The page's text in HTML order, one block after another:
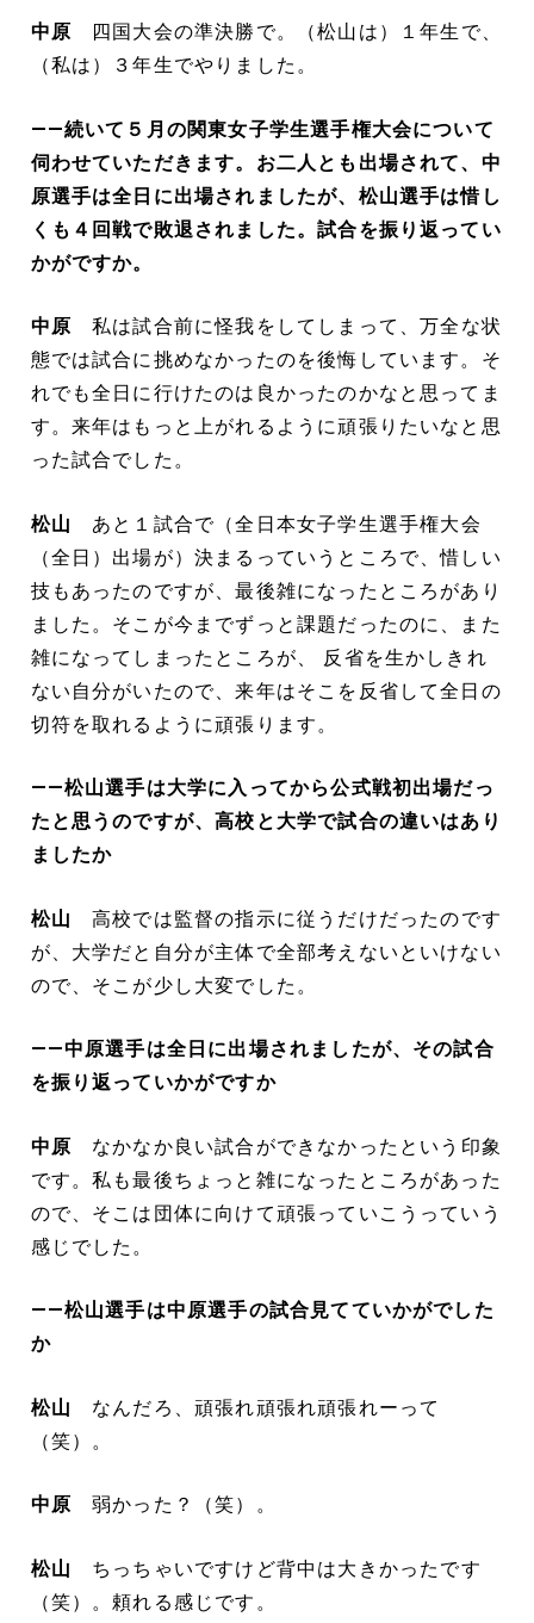
中原 四国大会の準決勝で。（松山は）１年生で、
（私は）３年生でやりました。
――続いて５月の関東女子学生選手権大会について
伺わせていただきます。お二人とも出場されて、中
原選手は全日に出場されましたが、松山選手は惜し
くも４回戦で敗退されました。試合を振り返ってい
かがですか。
中原 私は試合前に怪我をしてしまって、万全な状
態では試合に挑めなかったのを後悔しています。そ
れでも全日に行けたのは良かったのかなと思ってま
す。来年はもっと上がれるように頑張りたいなと思
った試合でした。
松山 あと１試合で（全日本女子学生選手権大会
（全日）出場が）決まるっていうところで、惜しい
技もあったのですが、最後雑になったところがあり
ました。そこが今までずっと課題だったのに、また
雑になってしまったところが、 反省を生かしきれ
ない自分がいたので、来年はそこを反省して全日の
切符を取れるように頑張ります。
――松山選手は大学に入ってから公式戦初出場だっ
たと思うのですが、高校と大学で試合の違いはあり
ましたか
松山 高校では監督の指示に従うだけだったのです
が、大学だと自分が主体で全部考えないといけない
ので、そこが少し大変でした。
――中原選手は全日に出場されましたが、その試合
を振り返っていかがですか
中原 なかなか良い試合ができなかったという印象
です。私も最後ちょっと雑になったところがあった
ので、そこは団体に向けて頑張っていこうっていう
感じでした。
――松山選手は中原選手の試合見てていかがでした
か
松山 なんだろ、頑張れ頑張れ頑張れーって
（笑）。
中原 弱かった？（笑）。
松山 ちっちゃいですけど背中は大きかったです
（笑）。頼れる感じです。